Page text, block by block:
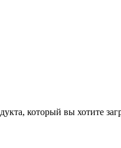
который вы хотите